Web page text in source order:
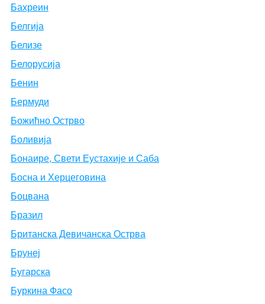
Бахреин
Белгија
Белизе
Белорусија
Бенин
Бермуди
Божићно Острво
Боливија
Бонаире, Свети Еустахије и Саба
Босна и Херцеговина
Боцвана
Бразил
Британска Девичанска Острва
Брунеј
Бугарска
Буркина Фасо